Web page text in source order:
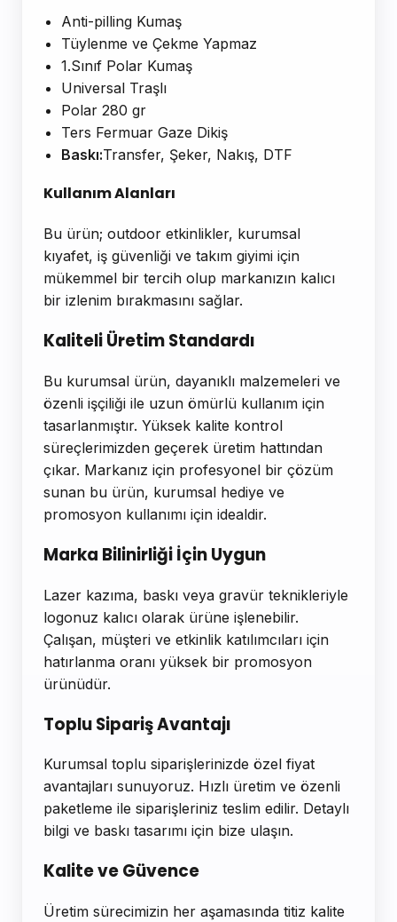
Anti-pilling Kumaş
Tüylenme ve Çekme Yapmaz
1.Sınıf Polar Kumaş
Universal Traşlı
Polar 280 gr
Ters Fermuar Gaze Dikiş
Baskı:Transfer, Şeker, Nakış, DTF
Kullanım Alanları
Bu ürün; outdoor etkinlikler, kurumsal
kıyafet, iş güvenliği ve takım giyimi için
mükemmel bir tercih olup markanızın kalıcı
bir izlenim bırakmasını sağlar.
Kaliteli Üretim Standardı
Bu kurumsal ürün, dayanıklı malzemeleri ve
özenli işçiliği ile uzun ömürlü kullanım için
tasarlanmıştır. Yüksek kalite kontrol
süreçlerimizden geçerek üretim hattından
çıkar. Markanız için profesyonel bir çözüm
sunan bu ürün, kurumsal hediye ve
promosyon kullanımı için idealdir.
Marka Bilinirliği İçin Uygun
Lazer kazıma, baskı veya gravür teknikleriyle
logonuz kalıcı olarak ürüne işlenebilir.
Çalışan, müşteri ve etkinlik katılımcıları için
hatırlanma oranı yüksek bir promosyon
ürünüdür.
Toplu Sipariş Avantajı
Kurumsal toplu siparişlerinizde özel fiyat
avantajları sunuyoruz. Hızlı üretim ve özenli
paketleme ile siparişleriniz teslim edilir. Detaylı
bilgi ve baskı tasarımı için bize ulaşın.
Kalite ve Güvence
Üretim sürecimizin her aşamasında titiz kalite